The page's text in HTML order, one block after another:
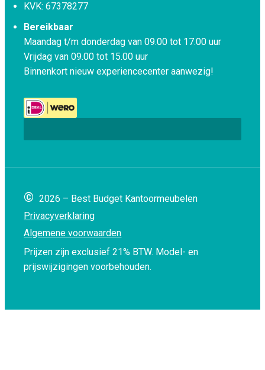
KVK: 67378277
Bereikbaar
Maandag t/m donderdag van 09.00 tot 17.00 uur
Vrijdag van 09.00 tot 15.00 uur
Binnenkort nieuw experiencecenter aanwezig!
© 2026 – Best Budget Kantoormeubelen
Privacyverklaring
Algemene voorwaarden
Prijzen zijn exclusief 21% BTW. Model- en
prijswijzigingen voorbehouden.